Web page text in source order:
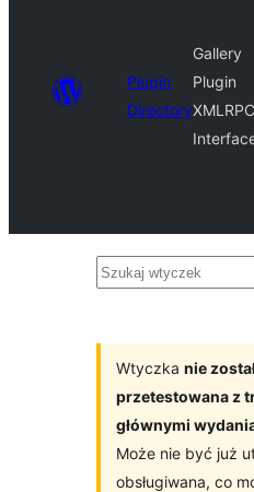
Plugin
Directory
Gallery
Plugin
XMLRPC
Szukaj
Wtyczka nie
przetestowana z
głównymi
Może nie być już
obsługiwana, co